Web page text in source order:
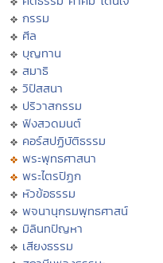
กรรม
ศีล
บุญทาน
สมาธิ
วิปัสสนา
ปริวาสกรรม
ฟังสวดมนต์
คอร์สปฏิบัติธรรม
พระพุทธศาสนา
พระไตรปิฏก
หัวข้อธรรม
พจนานุกรมพุทธศาสน์
มิลินทปัญหา
เสียงธรรม